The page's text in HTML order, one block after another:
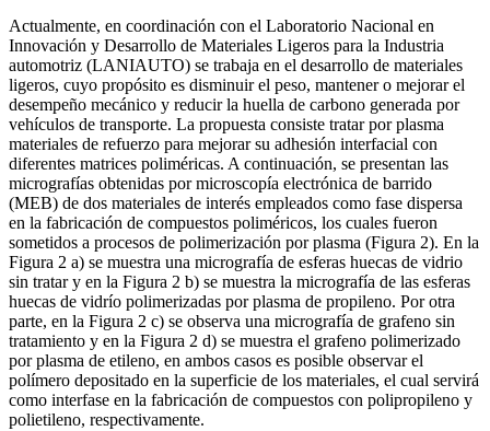
Actualmente, en coordinación con el Laboratorio Nacional en
Innovación y Desarrollo de Materiales Ligeros para la Industria
automotriz (LANIAUTO) se trabaja en el desarrollo de materiales
ligeros, cuyo propósito es disminuir el peso, mantener o mejorar el
desempeño mecánico y reducir la huella de carbono generada por
vehículos de transporte. La propuesta consiste tratar por plasma
materiales de refuerzo para mejorar su adhesión interfacial con
diferentes matrices poliméricas. A continuación, se presentan las
micrografías obtenidas por microscopía electrónica de barrido
(MEB) de dos materiales de interés empleados como fase dispersa
en la fabricación de compuestos poliméricos, los cuales fueron
sometidos a procesos de polimerización por plasma (Figura 2). En la
Figura 2 a) se muestra una micrografía de esferas huecas de vidrio
sin tratar y en la Figura 2 b) se muestra la micrografía de las esferas
huecas de vidrío polimerizadas por plasma de propileno. Por otra
parte, en la Figura 2 c) se observa una micrografía de grafeno sin
tratamiento y en la Figura 2 d) se muestra el grafeno polimerizado
por plasma de etileno, en ambos casos es posible observar el
polímero depositado en la superficie de los materiales, el cual servirá
como interfase en la fabricación de compuestos con polipropileno y
polietileno, respectivamente.